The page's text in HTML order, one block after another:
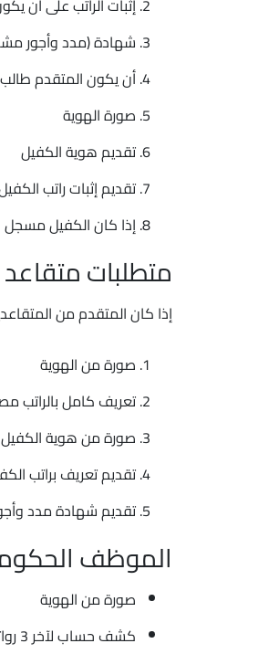
إثبات الراتب على ان
شهادة (مدد وأجور مشترك) ولا يمر على
أن يكون المتقدم طالب
صورة الهوية
تقديم هوية الكفيل
تقديم إثبات راتب
إذا كان الكفيل
متطلبات متقاعد
إذا كان المتقدم من
صورة من الهوية
تعريف كامل بالراتب
صورة من هوية الكفيل
تقديم تعريف براتب
تقديم شهادة مدد وأجور
الموظف
صورة من الهوية
كشف حساب لآخر 3 رواتب يصدق عليها من البنك التجاري